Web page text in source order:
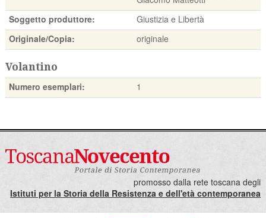
Soggetto produttore:
Giustizia e Libertà
Originale/Copia:
originale
Volantino
Numero esemplari: 1
promosso dalla rete toscana degli
Istituti per la Storia della Resistenza e dell'età contemporanea